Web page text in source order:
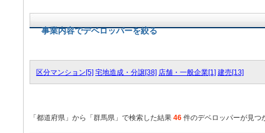
事業内容でデベロッパーを絞る
区分マンション[5] 宅地造成・分譲[38] 店舗・一般企業[1] 建売[13]
「都道府県」から「群馬県」で検索した結果 46 件のデベロッパーが見つ